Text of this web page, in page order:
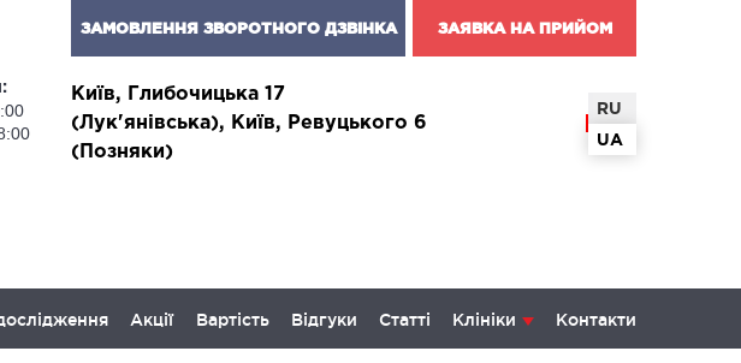
ЗАМОВЛЕННЯ ЗВОРОТНОГО ДЗВІНКА ЗАЯВКА НА ПРИЙОМ
Київ, Глибочицька 17
(Лук'янівська), Київ, Ревуцького 6
(Позняки)
RU
UA
Акції Вартість Відгуки Статті Клініки Контакти